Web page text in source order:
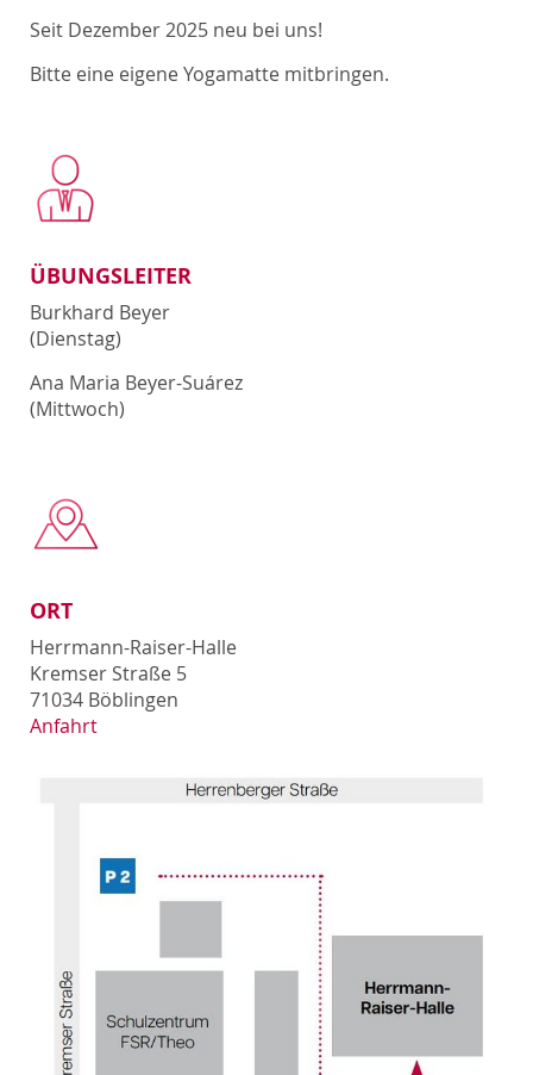
Seit Dezember 2025 neu bei uns!
Bitte eine eigene Yogamatte mitbringen.
ÜBUNGSLEITER
Burkhard Beyer
(Dienstag)
Ana Maria Beyer-Suárez
(Mittwoch)
ORT
Herrmann-Raiser-Halle
Kremser Straße 5
71034 Böblingen
Anfahrt